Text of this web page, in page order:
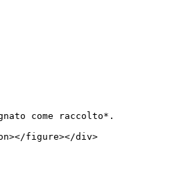
come raccolto*.
figure></div>